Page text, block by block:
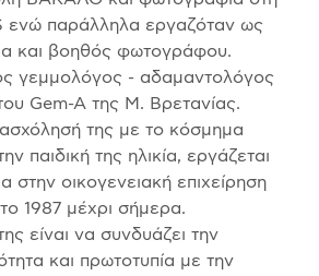
ενώ παράλληλα εργαζόταν ως
και βοηθός φωτογράφου.
γεμμολόγος - αδαμαντολόγος
Gem-A της Μ. Βρετανίας.
της με το κόσμημα
παιδική της ηλικία, εργάζεται
στην οικογενειακή επιχείρηση
1987 μέχρι σήμερα.
είναι να συνδυάζει την
και πρωτοτυπία με την